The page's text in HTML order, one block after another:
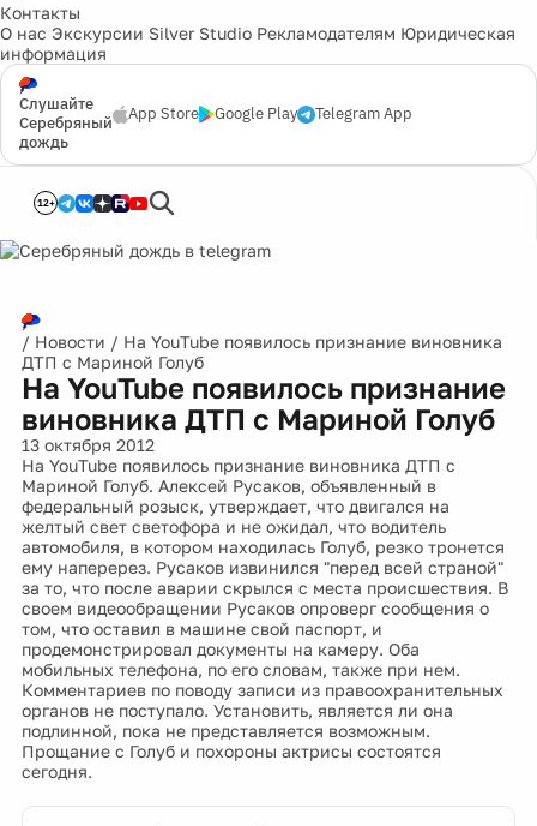
Контакты
О нас Экскурсии Silver Studio Рекламодателям Юридическая
информация
Слушайте
Серебряный
дождь
App Store Google Play Telegram App
12+
/ Новости / На YouTube появилось признание виновника
ДТП с Мариной Голуб
На YouTube появилось признание
виновника ДТП с Мариной Голуб
13 октября 2012
На YouTube появилось признание виновника ДТП с
Мариной Голуб. Алексей Русаков, объявленный в
федеральный розыск, утверждает, что двигался на
желтый свет светофора и не ожидал, что водитель
автомобиля, в котором находилась Голуб, резко тронется
ему наперерез. Русаков извинился "перед всей страной"
за то, что после аварии скрылся с места происшествия. В
своем видеообращении Русаков опроверг сообщения о
том, что оставил в машине свой паспорт, и
продемонстрировал документы на камеру. Оба
мобильных телефона, по его словам, также при нем.
Комментариев по поводу записи из правоохранительных
органов не поступало. Установить, является ли она
подлинной, пока не представляется возможным.
Прощание с Голуб и похороны актрисы состоятся
сегодня.